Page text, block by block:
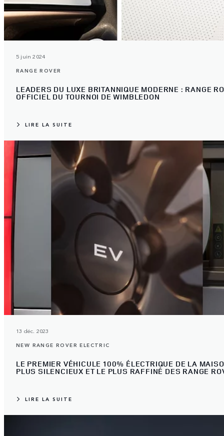
5 juin 2024
RANGE ROVER
LEADERS DU LUXE BRITANNIQUE MODERNE : RANGE
OFFICIEL DU TOURNOI DE WIMBLEDON
LIRE LA SUITE
13 déc. 2023
NEW RANGE ROVER ELECTRIC
LE PREMIER VÉHICULE 100% ÉLECTRIQUE DE LA
PLUS SILENCIEUX ET LE PLUS RAFFINÉ DES RANGE
LIRE LA SUITE